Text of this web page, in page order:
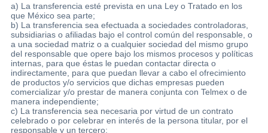
a) La transferencia esté prevista en una Ley o Tratado en los
que México sea parte;
b) La transferencia sea efectuada a sociedades controladoras,
subsidiarias o afiliadas bajo el control común del responsable, o
a una sociedad matriz o a cualquier sociedad del mismo grupo
del responsable que opere bajo los mismos procesos y políticas
internas, para que éstas le puedan contactar directa o
indirectamente, para que puedan llevar a cabo el ofrecimiento
de productos y/o servicios que dichas empresas pueden
comercializar y/o prestar de manera conjunta con Telmex o de
manera independiente;
c) La transferencia sea necesaria por virtud de un contrato
celebrado o por celebrar en interés de la persona titular, por el
responsable y un tercero;